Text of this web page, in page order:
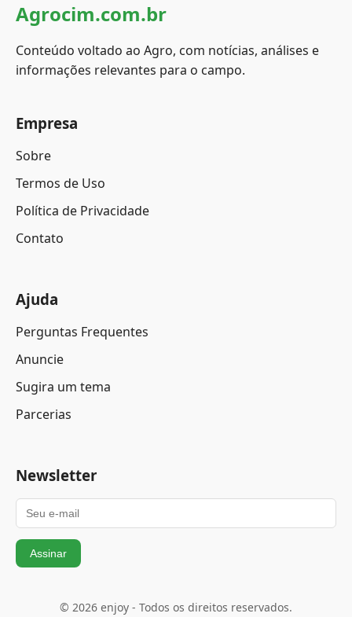
Agrocim.com.br
Conteúdo voltado ao Agro, com notícias, análises e
informações relevantes para o campo.
Empresa
Sobre
Termos de Uso
Política de Privacidade
Contato
Ajuda
Perguntas Frequentes
Anuncie
Sugira um tema
Parcerias
Newsletter
Assinar
© 2026 enjoy - Todos os direitos reservados.